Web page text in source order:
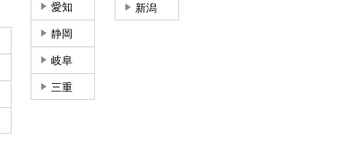
新潟
愛知
静岡
岐阜
三重